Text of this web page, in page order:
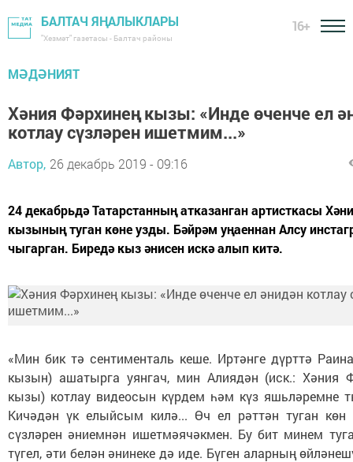
БАЛТАЧ ЯҢАЛЫКЛАРЫ
"Хезмәт" газетасы - Балтач районы
16+
МӘДӘНИЯТ
Хәния Фәрхинең кызы: «Инде өченче ел
котлау сүзләрен ишетмим...»
Автор, 26 декабрь 2019 - 09:16
24 декабрьдә Татарстанның атказанган артисткасы
кызының туган көне узды. Бәйрәм уңаеннан Алсу
чыгарган. Биредә кыз әнисен искә алып китә.
«Мин бик тә сентименталь кеше. Иртәнге дүрттә
кызын) ашатырга уянгач, мин Алиядән (иск.: Хәния
кызы) котлау видеосын күрдем һәм күз яшьләремне
Кичәдән үк елыйсым килә... Өч ел рәттән туган көн
сүзләрен әниемнән ишетмәячәкмен. Бу бит минем
түгел, әти белән әнинеке дә иде. Бүген аларның